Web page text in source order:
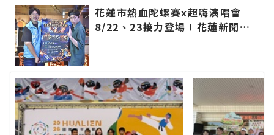
花蓮市熱血陀螺賽x超嗨演唱會
8/22、23接力登場∣花蓮新聞網